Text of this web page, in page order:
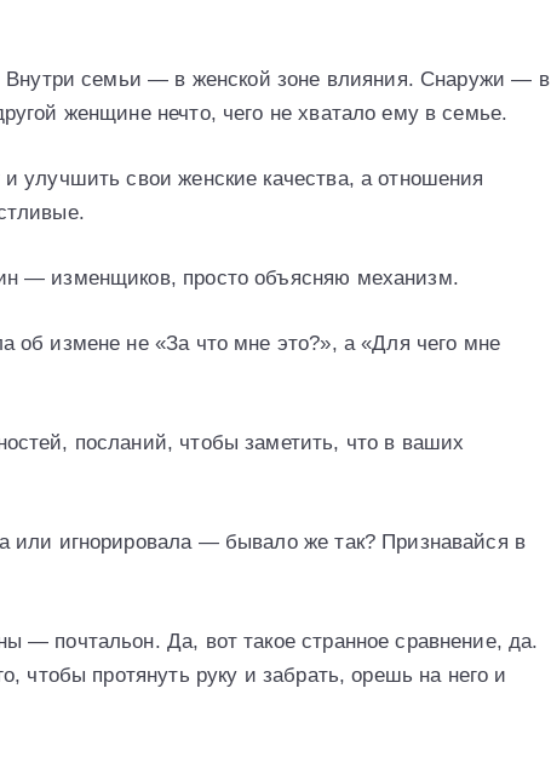
Внутри семьи — в женской зоне влияния. Снаружи — в
женщине нечто, чего не хватало ему в семье.
улучшить свои женские качества, а отношения
— изменщиков, просто объясняю механизм.
об измене не «За что мне это?», а «Для чего мне
посланий, чтобы заметить, что в ваших
игнорировала — бывало же так? Признавайся в
— почтальон. Да, вот такое странное сравнение, да.
чтобы протянуть руку и забрать, орешь на него и